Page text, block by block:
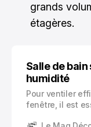
grands
étagères.
Salle de
humidité
Pour ventiler
fenêtre, il est